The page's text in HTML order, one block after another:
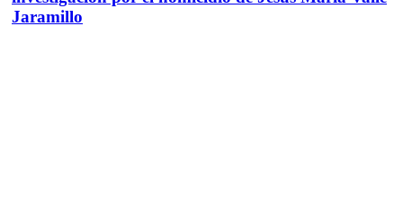
Jaramillo